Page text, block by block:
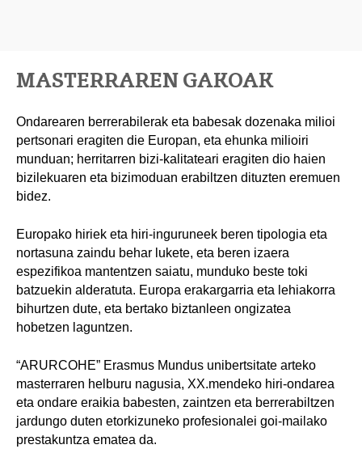
MASTERRAREN GAKOAK
Ondarearen berrerabilerak eta babesak dozenaka milioi
pertsonari eragiten die Europan, eta ehunka milioiri
munduan; herritarren bizi-kalitateari eragiten dio haien
bizilekuaren eta bizimoduan erabiltzen dituzten eremuen
bidez.
Europako hiriek eta hiri-inguruneek beren tipologia eta
nortasuna zaindu behar lukete, eta beren izaera
espezifikoa mantentzen saiatu, munduko beste toki
batzuekin alderatuta. Europa erakargarria eta lehiakorra
bihurtzen dute, eta bertako biztanleen ongizatea
hobetzen laguntzen.
“ARURCOHE” Erasmus Mundus unibertsitate arteko
masterraren helburu nagusia, XX.mendeko hiri-ondarea
eta ondare eraikia babesten, zaintzen eta berrerabiltzen
jardungo duten etorkizuneko profesionalei goi-mailako
prestakuntza ematea da.